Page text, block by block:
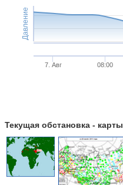
Давление
7. Авг 08:00
Текущая обстановка - карты